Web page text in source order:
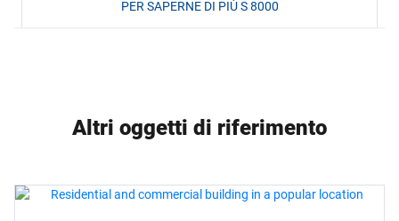
PER SAPERNE DI PIÙ S 8000
Altri oggetti di riferimento